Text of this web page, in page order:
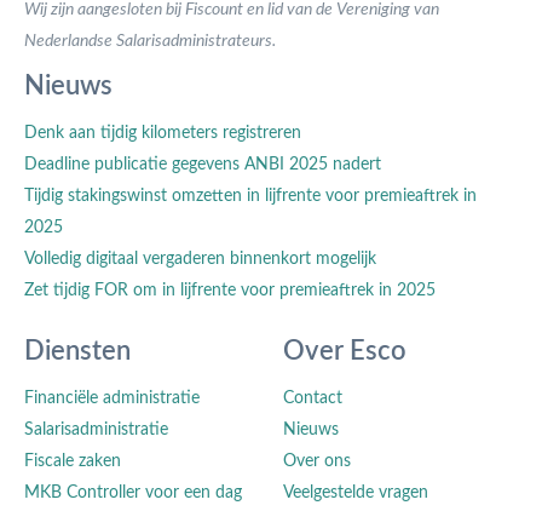
Wij zijn aangesloten bij Fiscount en lid van de Vereniging van
Nederlandse Salarisadministrateurs.
Nieuws
Denk aan tijdig kilometers registreren
Deadline publicatie gegevens ANBI 2025 nadert
Tijdig stakingswinst omzetten in lijfrente voor premieaftrek in
2025
Volledig digitaal vergaderen binnenkort mogelijk
Zet tijdig FOR om in lijfrente voor premieaftrek in 2025
Diensten
Financiële administratie
Salarisadministratie
Fiscale zaken
MKB Controller voor een dag
Over Esco
Contact
Nieuws
Over ons
Veelgestelde vragen